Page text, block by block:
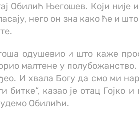
Обилић Његошев. Који није
него он зна како ће и
одушевио и што каже
малтене у
И хвала Богу да смо ми
казао је отац Гојко и
Обилићи.